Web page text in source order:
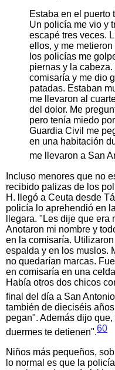
Estaba en el puerto
Un policía me vio y
escapé tres veces.
ellos, y me
los policías me
piernas y la
comisaría y me dio
patadas. Estaban
me llevaron al
del dolor. Me
pero tenía miedo
Guardia Civil me
en una habitación
me llevaron a San
Incluso menores que no
recibido palizas de los
H. llegó a Ceuta desde
policía lo aprehendió en
llegara. "Les dije que
Anotaron mi nombre y
en la comisaría.
espalda y en los muslos.
no quedarían marcas.
en comisaría en una
Había otros dos chicos
final del día a San
también de dieciséis
pegan". Además dijo
duermes te detienen".60
Niños más pequeños,
lo normal es que la